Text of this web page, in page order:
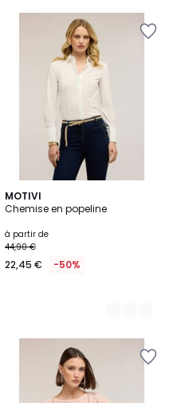
MOTIVI
Chemise en popeline
à partir de
44,90 €
22,45 € -50%
2
Couleurs